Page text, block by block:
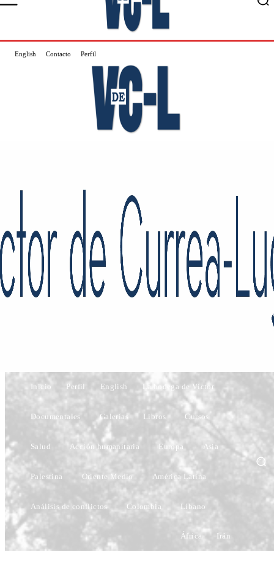
English Contacto Perfil
Inicio Perfil English La bodega de Víctor
Documentales Galerías Libros Cursos
Salud Acción humanitaria Europa Asia
Palestina Oriente Medio América Latina
Análisis de conflictos Colombia Líbano
África Irán